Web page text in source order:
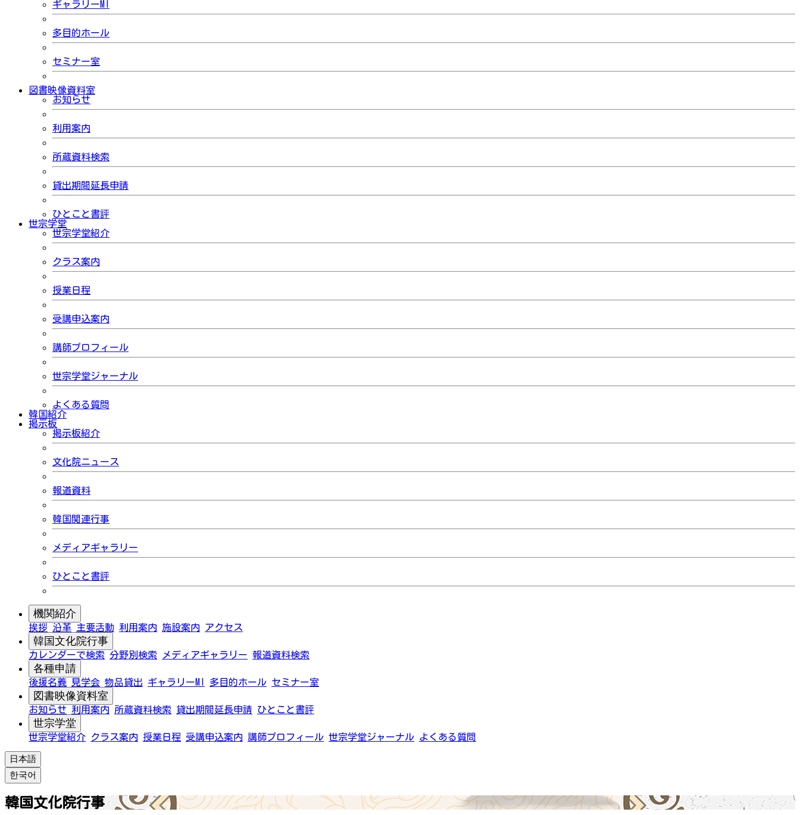
ギャラリーMI
多目的ホール
セミナー室
図書映像資料室
お知らせ
利用案内
所蔵資料検索
貸出期間延長申請
ひとこと書評
世宗学堂
世宗学堂紹介
クラス案内
授業日程
受講申込案内
講師プロフィール
世宗学堂ジャーナル
よくある質問
韓国紹介
掲示板
掲示板紹介
文化院ニュース
報道資料
韓国関連行事
メディアギャラリー
ひとこと書評
機関紹介
挨拶 沿革 主要活動 利用案内 施設案内 アクセス
韓国文化院行事
カレンダーで検索 分野別検索 メディアギャラリー 報道資料検索
各種申請
後援名義 見学会 物品貸出 ギャラリーMI 多目的ホール セミナー室
図書映像資料室
お知らせ 利用案内 所蔵資料検索 貸出期間延長申請 ひとこと書評
世宗学堂
世宗学堂紹介 クラス案内 授業日程 受講申込案内 講師プロフィール 世宗学堂ジャーナル よくある質問
日本語
한국어
韓国文化院行事